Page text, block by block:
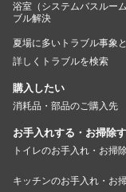
浴室（システムバスルー
ブル解決
夏場に多いトラブル事象
詳しくトラブルを検索
購入したい
消耗品・部品のご購入先
お手入れする・お掃除
トイレのお手入れ・お掃
キッチンのお手入れ・お